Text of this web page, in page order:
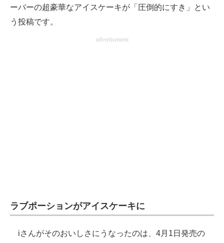
ーバーの超豪華なアイスケーキが「圧倒的にすき」とい
う投稿です。
advertisement
ラブポーションがアイスケーキに
iさんがそのおいしさにうなったのは、4月1日発売の